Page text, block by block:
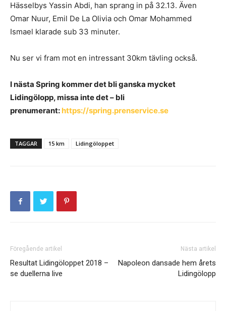
Hässelbys Yassin Abdi, han sprang in på 32.13. Även
Omar Nuur, Emil De La Olivia och Omar Mohammed
Ismael klarade sub 33 minuter.
Nu ser vi fram mot en intressant 30km tävling också.
I nästa Spring kommer det bli ganska mycket
Lidingölopp, missa inte det – bli
prenumerant: https://spring.prenservice.se
TAGGAR 15 km Lidingöloppet
Föregående artikel
Resultat Lidingöloppet 2018 –
se duellerna live
Nästa artikel
Napoleon dansade hem årets
Lidingölopp